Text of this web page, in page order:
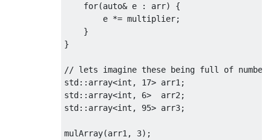
for(auto& e : arr)
{
        e
*= multiplier;
}
}
// lets imagine these being full of
std:: array<int , 17> arr1 ;
std:: array<int , 6>
  arr2
;
std:: array<int , 95> arr3;
mulArray(arr1 , 3);